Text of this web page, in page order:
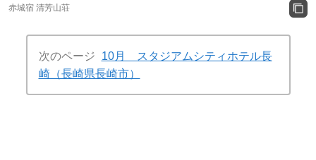
赤城宿 清芳山荘
次のページ
10月 スタジアムシティホテル長
崎（長崎県長崎市）